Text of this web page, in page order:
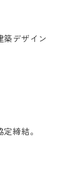
築デザイン
締結。